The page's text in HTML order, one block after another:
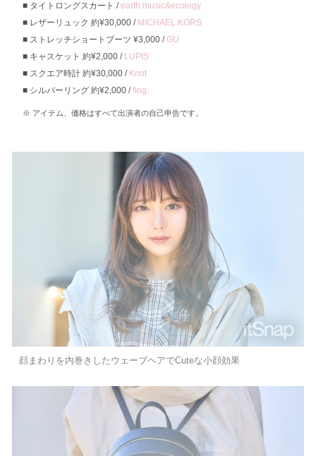
タイトロングスカート /earth music&ecology
レザーリュック 約¥30,000 / MICHAEL KORS
ストレッチショートブーツ ¥3,000 /GU
キャスケット 約¥2,000 / LUPIS
スクエア時計 約¥30,000 / Knot
シルバーリング 約¥2,000 /fing.
アイテム、価格はすべて出演者の自己申告です。
顔まわりを内巻きしたウェーブヘアでCuteな小顔効果